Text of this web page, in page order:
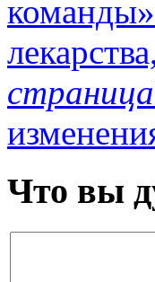
страница
Что вы